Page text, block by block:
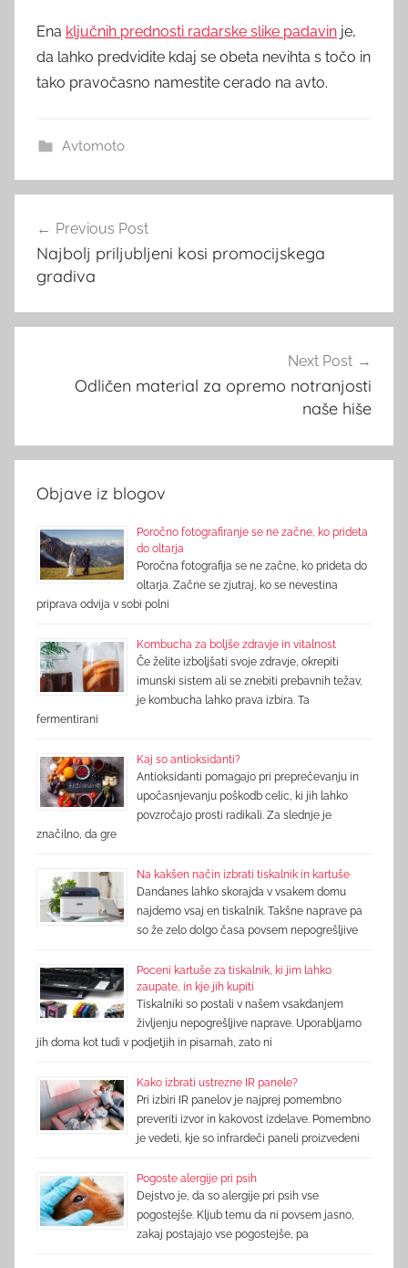
Ena ključnih prednosti radarske slike padavin je,
da lahko predvidite kdaj se obeta nevihta s točo in
tako pravočasno namestite cerado na avto.
Avtomoto
navigation
Previous Post
Najbolj priljubljeni kosi promocijskega
gradiva
Next Post
Odličen material za opremo notranjosti
naše hiše
Objave iz blogov
Poročno fotografiranje se ne začne, ko prideta
do oltarja
Poročna fotografija se ne začne, ko prideta do
oltarja. Začne se zjutraj, ko se nevestina
priprava odvija v sobi polni
Kombucha za boljše zdravje in vitalnost
Če želite izboljšati svoje zdravje, okrepiti
imunski sistem ali se znebiti prebavnih težav,
je kombucha lahko prava izbira. Ta
fermentirani
Kaj so antioksidanti?
Antioksidanti pomagajo pri preprečevanju in
upočasnjevanju poškodb celic, ki jih lahko
povzročajo prosti radikali. Za slednje je
značilno, da gre
Na kakšen način izbrati tiskalnik in kartuše
Dandanes lahko skorajda v vsakem domu
najdemo vsaj en tiskalnik. Takšne naprave pa
so že zelo dolgo časa povsem nepogrešljive
Poceni kartuše za tiskalnik, ki jim lahko
zaupate, in kje jih kupiti
Tiskalniki so postali v našem vsakdanjem
življenju nepogrešljive naprave. Uporabljamo
jih doma kot tudi v podjetjih in pisarnah, zato ni
Kako izbrati ustrezne IR panele?
Pri izbiri IR panelov je najprej pomembno
preveriti izvor in kakovost izdelave. Pomembno
je vedeti, kje so infrardeči paneli proizvedeni
Pogoste alergije pri psih
Dejstvo je, da so alergije pri psih vse
pogostejše. Kljub temu da ni povsem jasno,
zakaj postajajo vse pogostejše, pa